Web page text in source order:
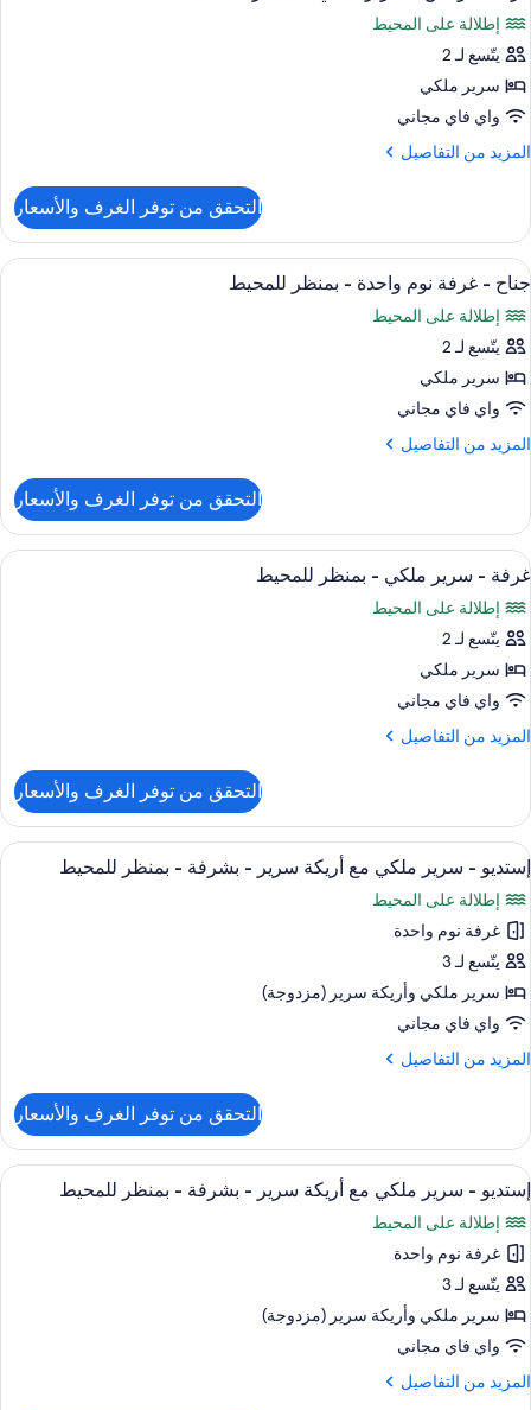
غرفة
نوم
واحدة
منظر
للبحيرة
صور
غرفة
ديلوكس
-
سرير
ملكي
بمنظر
للمحيط
إطلالة على المحيط
يتّسع لـ 2
سرير ملكي
واي فاي مجاني
المزيد من التفاصيل
المزيد
غرفة
ديلوكس
-
سرير
ملكي
للمحيط
التحقق من توفر الغرف والأسعار
استعراض
جميع
صور
جناح
-
غرفة
نوم
واحدة
بمنظر
للمحيط
4
جناح - غرفة نوم واحدة - بمنظر للمحيط
إطلالة على المحيط
يتّسع لـ 2
سرير ملكي
واي فاي مجاني
المزيد من التفاصيل
المزيد
جناح
غرفة
نوم
واحدة
للمحيط
التحقق من توفر الغرف والأسعار
استعراض
جميع
صور
غرفة
-
سرير
ملكي
للمحيط
أسرّة بطبقة علوية مريحة وخزنة داخل
6
غرفة - سرير ملكي - بمنظر للمحيط
إطلالة على المحيط
يتّسع لـ 2
سرير ملكي
واي فاي مجاني
المزيد من التفاصيل
المزيد
غرفة
سرير
ملكي
-
بمنظر
للمحيط
التحقق من توفر الغرف والأسعار
استعراض
جميع
صور
إستديو
-
سرير
ملكي
مع
أريكة
بشرفة
-
بمنظر
للمحيط
8
إستديو - سرير ملكي مع أريكة سرير - بشرفة - بمنظر للمحيط
إطلالة على المحيط
غرفة نوم واحدة
يتّسع لـ 3
سرير ملكي‫‬ وأريكة سرير (مزدوجة)
واي فاي مجاني
المزيد من التفاصيل
المزيد
إستديو
سرير
ملكي
مع
أريكة
سرير
-
بشرفة
بمنظر
للمحيط
التحقق من توفر الغرف والأسعار
استعراض
جميع
صور
إستديو
-
سرير
ملكي
مع
أريكة
8
إستديو - سرير ملكي مع أريكة سرير - بشرفة - بمنظر للمحيط
إطلالة على المحيط
غرفة نوم واحدة
يتّسع لـ 3
سرير ملكي‫‬ وأريكة سرير (مزدوجة)
واي فاي مجاني
المزيد من التفاصيل
المزيد